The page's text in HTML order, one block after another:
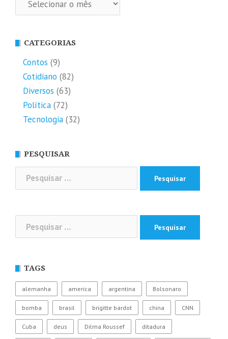
CATEGORIAS
Contos (9)
Cotidiano (82)
Diversos (63)
Política (72)
Tecnologia (32)
PESQUISAR
Pesquisar
por:
por:
TAGS
alemanha america argentina Bolsonaro
bomba brasil brigitte bardot china CNN
Cuba deus Dilma Roussef ditadura